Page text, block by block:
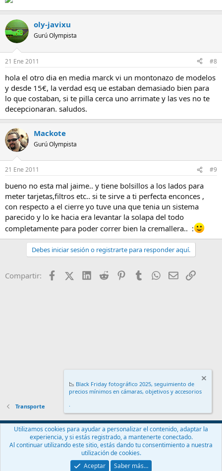
oly-javixu
Gurú Olympista
21 Ene 2011 #8
hola el otro dia en media marck vi un montonazo de modelos
y desde 15€, la verdad esq ue estaban demasiado bien para
lo que costaban, si te pilla cerca uno arrimate y las ves no te
decepcionaran. saludos.
Mackote
Gurú Olympista
21 Ene 2011 #9
bueno no esta mal jaime.. y tiene bolsillos a los lados para
meter tarjetas,filtros etc.. si te sirve a ti perfecta enconces ,
con respecto a el cierre yo tuve una que tenia un sistema
parecido y lo ke hacia era levantar la solapa del todo
completamente para poder correr bien la cremallera.. :
Debes iniciar sesión o registrarte para responder aquí.
Compartir: FacebookX (Twitter)
LinkedIn
Reddit PinterestTumblr WhatsApp
EmailEnlace
Transporte
Español (ES)
Contáctanos
Términos y reglas Política de privacidad
Ayuda
Community platform by XenForo® © 2010-2024 XenForo Ltd.
📉 Black Friday fotográfico 2025, seguimiento de
precios mínimos en cámaras, objetivos y accesorios
.
Utilizamos cookies para ayudar a personalizar el contenido, adaptar la
experiencia, y si estás registrado, a mantenerte conectado.
Al continuar utilizando este sitio, estás dando tu consentimiento a nuestra
utilización de cookies.
Aceptar
Saber más…